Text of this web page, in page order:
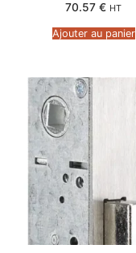
70.57 € HT
Ajouter au panier